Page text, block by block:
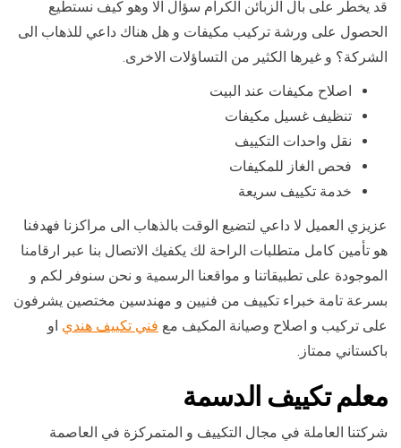
قد يخطر على بال الزبائن الكرام سؤال الا وهو كيف نستطيع
الحصول على ورشة تركيب مكيفات و هل هناك داعي للذهاب الى
الشركة؟ و غيرها الكثير من التساؤلات الاخرى.
اصلاح مكيفات عند البيت
تنظيف غسيل مكيفات
نقل واحدات التكييف
فحص الغاز للمكيفات
خدمة تكييف سريعة
عزيزي العميل لا داعي لتضيع الوقت بالذهاب الى مراكزنا فهدفنا
هو تأمين كامل متطلبات الراحة لك يكفيك الاتصال بنا عبر ارقامنا
الموجودة على تطبيقاتنا و مواقعنا الرسمية و نحن سنوفر لكم و
بسرعة تامة خبراء تكييف من فنيين و مهندسين مختصين يشرفون
على تركيب و اصلاح وصيانة المكيف مع فني تكييف هندي او
باكستاني ممتاز.
معلم تكييف الدسمة
شركتنا العاملة في مجال التكييف و المتمركزة في العاصمة